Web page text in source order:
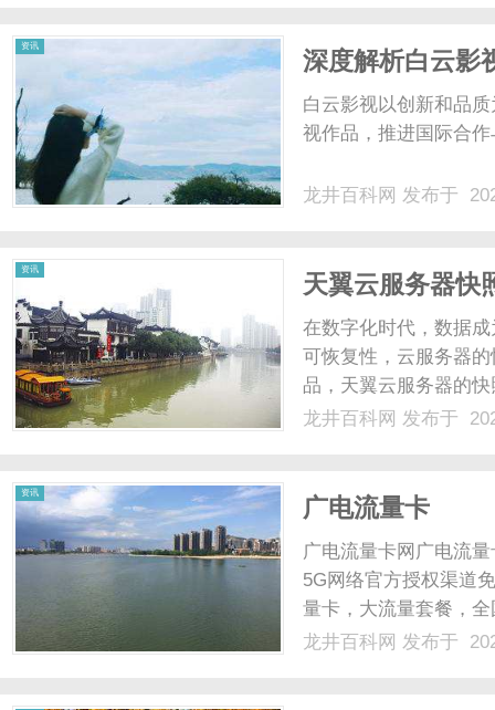
资讯
深度解析白云影
白云影视以创新和品
视作品，推进国际合
龙井百科网 发布于
资讯
天翼云服务器快
在数字化时代，数据
可恢复性，云服务器
品，天翼云服务器的
然而，在实际使用过
龙井百科网 发布于
资讯
广电流量卡
广电流量卡网广电流
5G网络官方授权渠道
量卡，大流量套餐，
费送到家。立即点击
龙井百科网 发布于